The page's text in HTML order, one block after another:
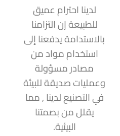
لدينا احترام عميق
للطبيعة إن التزامنا
بالاستدامة يدفعنا إلى
استخدام مواد من
مصادر مسؤولة
وعمليات صديقة للبيئة
في التصنيع لدينا , مما
يقلل من بصمتنا
البيئية.